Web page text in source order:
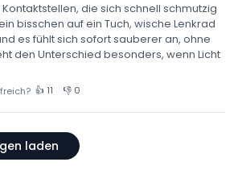
die sich schnell schmutzig
bisschen auf ein Tuch, wische Lenkrad
es fühlt sich sofort sauberer an, ohne
den Unterschied besonders, wenn Licht
👍 11 👎 0
laden